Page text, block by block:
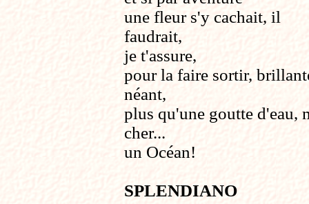
une fleur s'y cachait, il
faudrait,
je t'assure,
pour la faire sortir,
néant,
plus qu'une goutte d'eau,
cher...
un Océan!
SPLENDIANO